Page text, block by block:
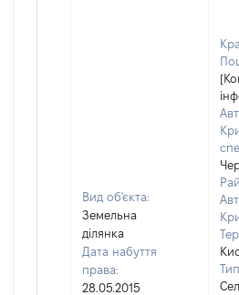
Вид об'єкта:
Земельна
ділянка
Дата набуття
права:
28.05.2015